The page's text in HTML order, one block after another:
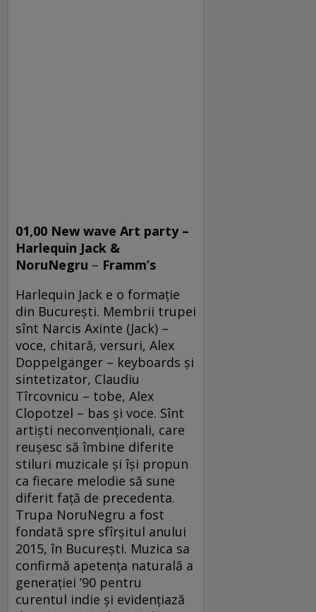
01,00 New wave Art party –
Harlequin Jack &
NoruNegru – Framm’s
Harlequin Jack e o formație
din București. Membrii trupei
sînt Narcis Axinte (Jack) –
voce, chitară, versuri, Alex
Doppelgänger – keyboards și
sintetizator, Claudiu
Tîrcovnicu – tobe, Alex
Clopotzel – bas și voce. Sînt
artiști neconvenţionali, care
reuşesc să îmbine diferite
stiluri muzicale și își propun
ca fiecare melodie să sune
diferit faţă de precedenta.
Trupa NoruNegru a fost
fondată spre sfîrşitul anului
2015, în Bucureşti. Muzica sa
confirmă apetenţa naturală a
generaţiei ’90 pentru
curentul indie şi evidenţiază